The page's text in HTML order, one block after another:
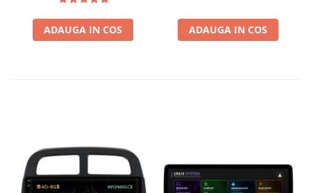
ADAUGA IN COS
BGRKITBM004
ADAUGA IN COS